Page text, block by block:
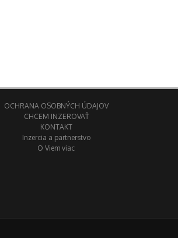
OCHRANA OSOBNÝCH ÚDAJOV
CHCEM INZEROVAŤ
KONTAKT
Inzercia a partnerstvo
O Viem viac